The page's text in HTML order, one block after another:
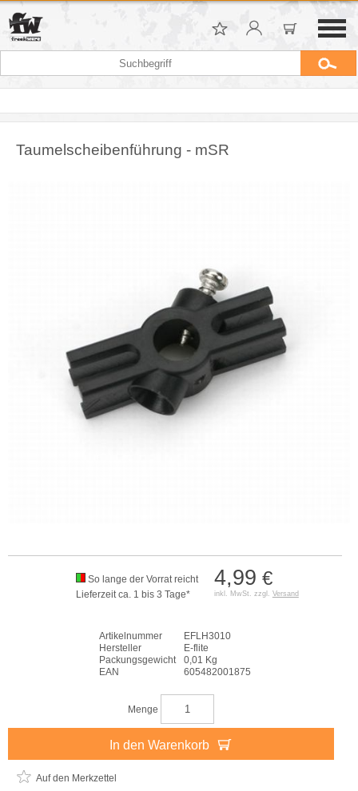
Taumelscheibenführung - mSR
4,99 €
inkl. MwSt. zzgl. Versand
So lange der Vorrat reicht
Lieferzeit ca. 1 bis 3 Tage*
Artikelnummer
EFLH3010
Hersteller
E-flite
Packungsgewicht
0,01 Kg
EAN
605482001875
Menge
In den Warenkorb
Auf den Merkzettel